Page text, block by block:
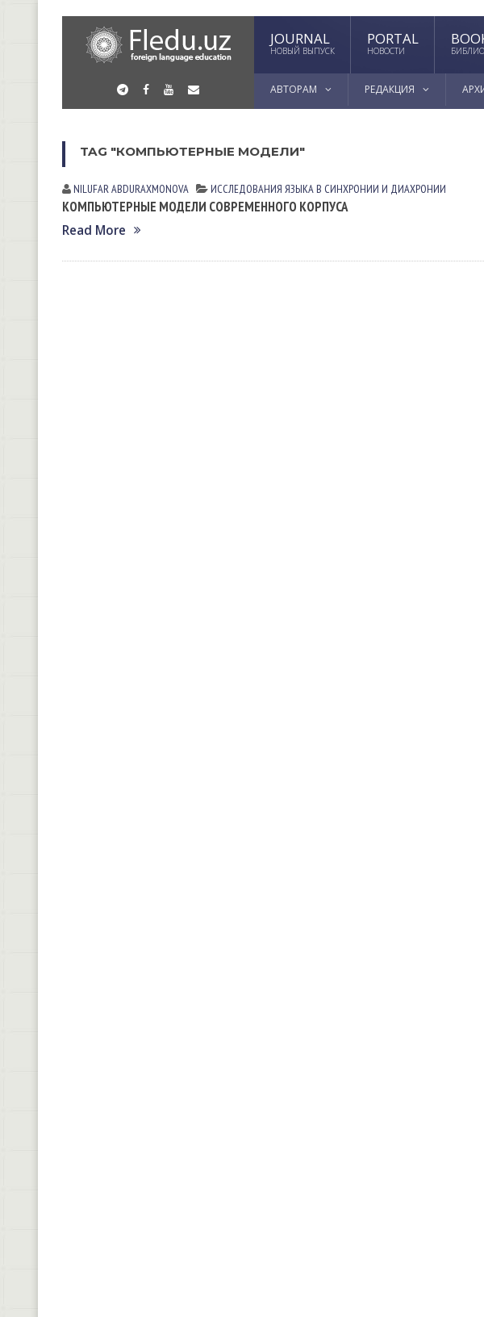
JOURNAL
НОВЫЙ ВЫПУСК
PORTAL
НОВОСТИ
АВТОРАМ РЕДАКЦИЯ
TAG "КОМПЬЮТЕРНЫЕ МОДЕЛИ"
NILUFAR АBDURАXMONOVА ИССЛЕДОВАНИЯ ЯЗЫКА В СИНХРОНИИ И ДИАХРОНИИ
КОМПЬЮТЕРНЫЕ МОДЕЛИ СОВРЕМЕННОГО КОРПУСА
Read More